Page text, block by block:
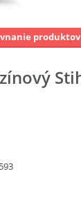
produktov